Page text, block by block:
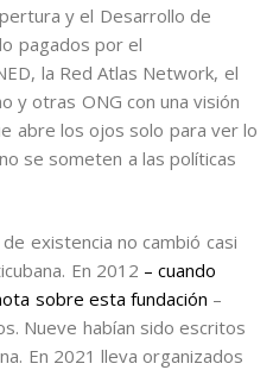
y el Desarrollo de
pagados por el
la Red Atlas Network, el
y otras ONG con una visión
abre los ojos solo para ver lo
se someten a las políticas
existencia no cambió casi
En 2012 – cuando
sobre esta fundación –
Nueve habían sido escritos
En 2021 lleva organizados